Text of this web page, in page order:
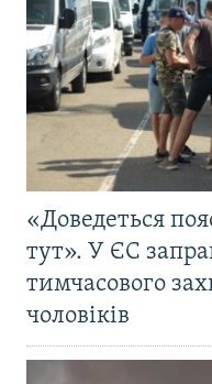
«Доведеться
тут». У ЄС
тимчасового
чоловіків